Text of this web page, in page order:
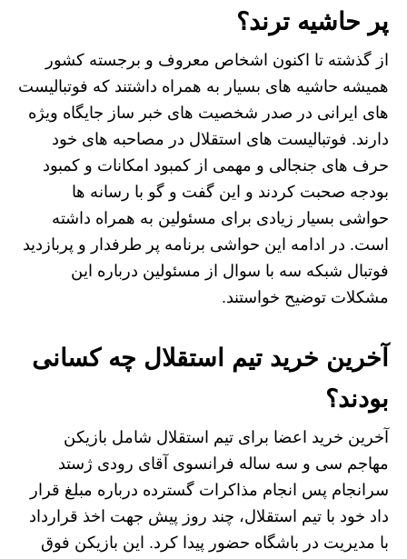
پر حاشیه ترند؟
از گذشته تا اکنون اشخاص معروف و برجسته کشور
همیشه حاشیه های بسیار به همراه داشتند که فوتبالیست
های ایرانی در صدر شخصیت های خبر ساز جایگاه ویژه
دارند. فوتبالیست های استقلال در مصاحبه های خود
حرف های جنجالی و مهمی از کمبود امکانات و کمبود
بودجه صحبت کردند و این گفت و گو با رسانه ها
حواشی بسیار زیادی برای مسئولین به همراه داشته
است. در ادامه این حواشی برنامه پر طرفدار و پربازدید
فوتبال شبکه سه با سوال از مسئولین درباره این
مشکلات توضیح خواستند.
آخرین خرید تیم استقلال چه کسانی
بودند؟
آخرین خرید اعضا برای تیم استقلال شامل بازیکن
مهاجم سی و سه ساله فرانسوی آقای رودی ژستد
سرانجام پس انجام مذاکرات گسترده درباره مبلغ قرار
داد خود با تیم استقلال، چند روز پیش جهت اخذ قرارداد
با مدیریت در باشگاه حضور پیدا کرد. این بازیکن فوق